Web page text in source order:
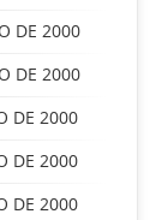
DE 2000
DE 2000
DE 2000
DE 2000
DE 2000